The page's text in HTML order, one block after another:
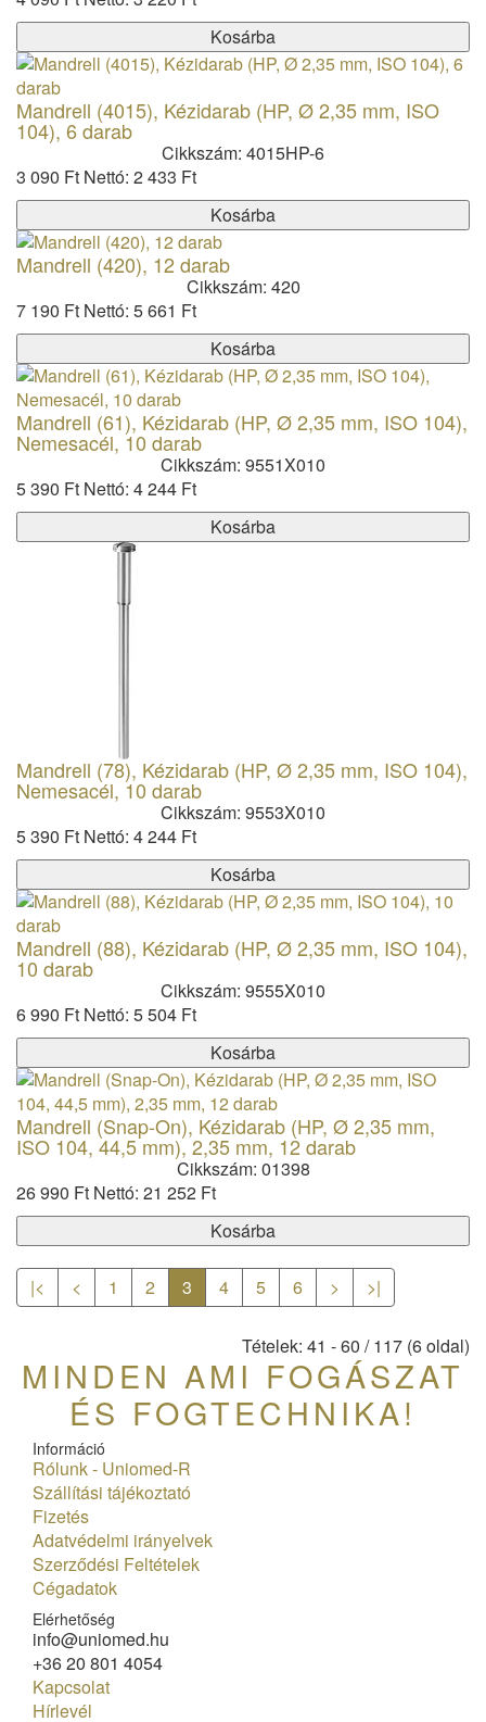
Kosárba
Mandrell (4015), Kézidarab (HP, Ø 2,35 mm, ISO
104), 6 darab
Cikkszám: 4015HP-6
3 090 Ft Nettó: 2 433 Ft
Kosárba
Mandrell (420), 12 darab
Cikkszám: 420
7 190 Ft Nettó: 5 661 Ft
Kosárba
Mandrell (61), Kézidarab (HP, Ø 2,35 mm, ISO 104),
Nemesacél, 10 darab
Cikkszám: 9551X010
5 390 Ft Nettó: 4 244 Ft
Kosárba
Mandrell (78), Kézidarab (HP, Ø 2,35 mm, ISO 104),
Nemesacél, 10 darab
Cikkszám: 9553X010
5 390 Ft Nettó: 4 244 Ft
Kosárba
Mandrell (88), Kézidarab (HP, Ø 2,35 mm, ISO 104),
10 darab
Cikkszám: 9555X010
6 990 Ft Nettó: 5 504 Ft
Kosárba
Mandrell (Snap-On), Kézidarab (HP, Ø 2,35 mm,
ISO 104, 44,5 mm), 2,35 mm, 12 darab
Cikkszám: 01398
26 990 Ft Nettó: 21 252 Ft
Kosárba
|< < 1 2 3 4 5 6 > >|
Tételek: 41 - 60 / 117 (6 oldal)
MINDEN AMI FOGÁSZAT
ÉS FOGTECHNIKA!
Információ
Rólunk - Uniomed-R
Szállítási tájékoztató
Fizetés
Adatvédelmi irányelvek
Szerződési Feltételek
Cégadatok
Elérhetőség
info@uniomed.hu
+36 20 801 4054
Kapcsolat
Hírlevél